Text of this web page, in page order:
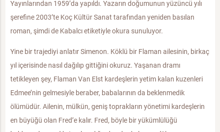
Yayınlarından 1959’da yapıldı. Yazarın doğumunun yüzüncü yılı
şerefine 2003’te Koç Kültür Sanat tarafından yeniden basılan
roman, şimdi de Kabalcı etiketiyle okura sunuluyor.
Yine bir trajediyi anlatır Simenon. Köklü bir Flaman ailesinin, birkaç
yıl içerisinde nasıl dağılıp gittiğini okuruz. Yaşanan dramı
tetikleyen şey, Flaman Van Elst kardeşlerin yetim kalan kuzenleri
Edmee’nin gelmesiyle beraber, babalarının da beklenmedik
ölümüdür. Ailenin, mülkün, geniş toprakların yönetimi kardeşlerin
en büyüğü olan Fred’e kalır. Fred, böyle bir yükümlülüğü